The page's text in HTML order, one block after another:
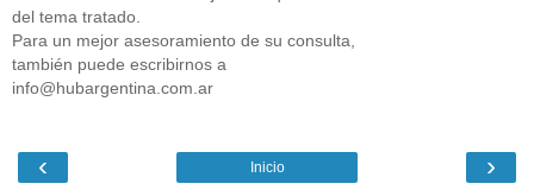
del tema tratado.
Para un mejor asesoramiento de su consulta,
también puede escribirnos a
info@hubargentina.com.ar
‹ ›
Inicio